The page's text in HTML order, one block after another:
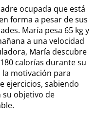
ocupada que está
forma a pesar de sus
María pesa 65 kg y
a una velocidad
María descubre
calorías durante su
motivación para
ejercicios, sabiendo
su objetivo de